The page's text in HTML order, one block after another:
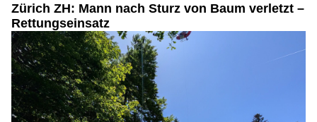
Zürich ZH: Mann nach Sturz von Baum verletzt –
Rettungseinsatz